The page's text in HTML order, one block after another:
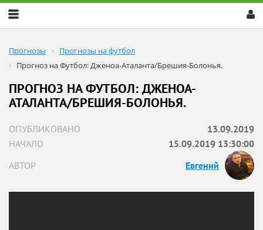
Скрыть
меню
Прогнозы
Прогнозы на футбол
Прогноз на Футбол: Дженоа-Аталанта/Брешия-Болонья.
ПРОГНОЗ НА ФУТБОЛ: ДЖЕНОА-
АТАЛАНТА/БРЕШИЯ-БОЛОНЬЯ.
ОПУБЛИКОВАНО
13.09.2019
НАЧАЛО
15.09.2019 13:30:00
АВТОР
Евгений